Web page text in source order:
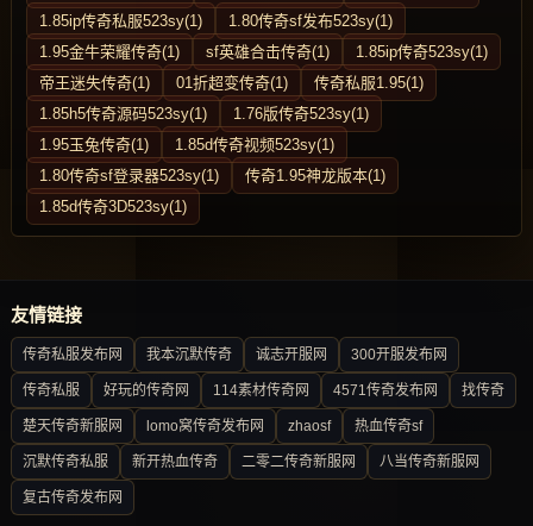
1.85ip传奇私服523sy(1)
1.80传奇sf发布523sy(1)
1.95金牛荣耀传奇(1)
sf英雄合击传奇(1)
1.85ip传奇523sy(1)
帝王迷失传奇(1)
01折超变传奇(1)
传奇私服1.95(1)
1.85h5传奇源码523sy(1)
1.76版传奇523sy(1)
1.95玉兔传奇(1)
1.85d传奇视频523sy(1)
1.80传奇sf登录器523sy(1)
传奇1.95神龙版本(1)
1.85d传奇3D523sy(1)
友情链接
传奇私服发布网 我本沉默传奇 诚志开服网 300开服发布网
传奇私服 好玩的传奇网 114素材传奇网 4571传奇发布网 找传奇
楚天传奇新服网 lomo窝传奇发布网 zhaosf 热血传奇sf
沉默传奇私服 新开热血传奇 二零二传奇新服网 八当传奇新服网
复古传奇发布网